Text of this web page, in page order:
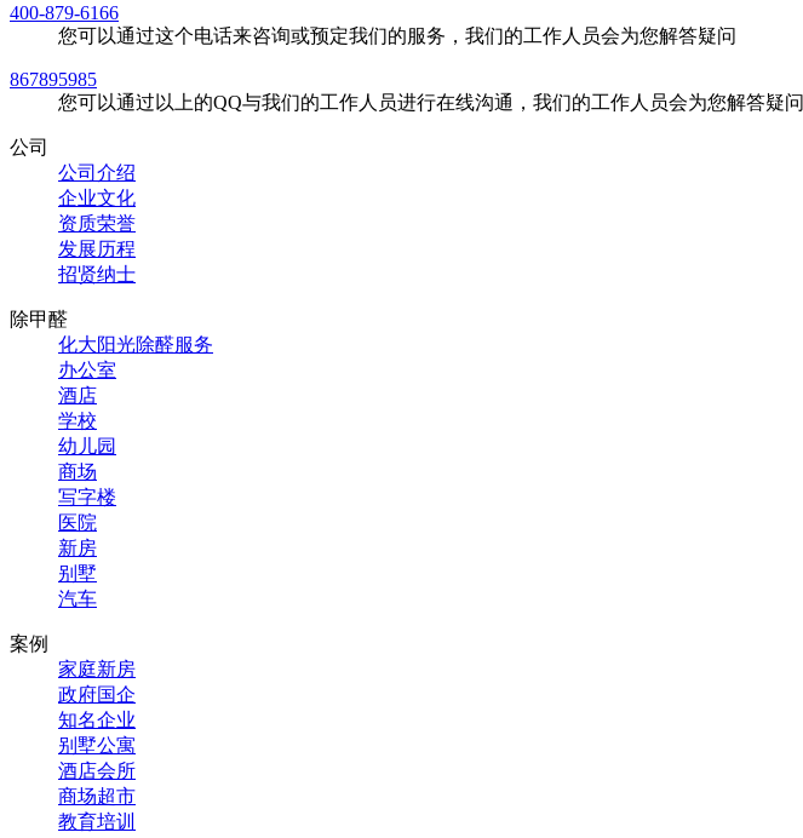
400-879-6166
您可以通过这个电话来咨询或预定我们的服务，我们的工作人员会为您解答疑问
867895985
您可以通过以上的QQ与我们的工作人员进行在线沟通，我们的工作人员会为您解答疑问
公司
公司介绍
企业文化
资质荣誉
发展历程
招贤纳士
除甲醛
化大阳光除醛服务
办公室
酒店
学校
幼儿园
商场
写字楼
医院
新房
别墅
汽车
案例
家庭新房
政府国企
知名企业
别墅公寓
酒店会所
商场超市
教育培训